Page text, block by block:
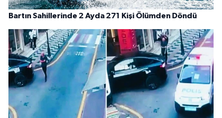
Bartın Sahillerinde 2 Ayda 271 Kişi Ölümden Döndü